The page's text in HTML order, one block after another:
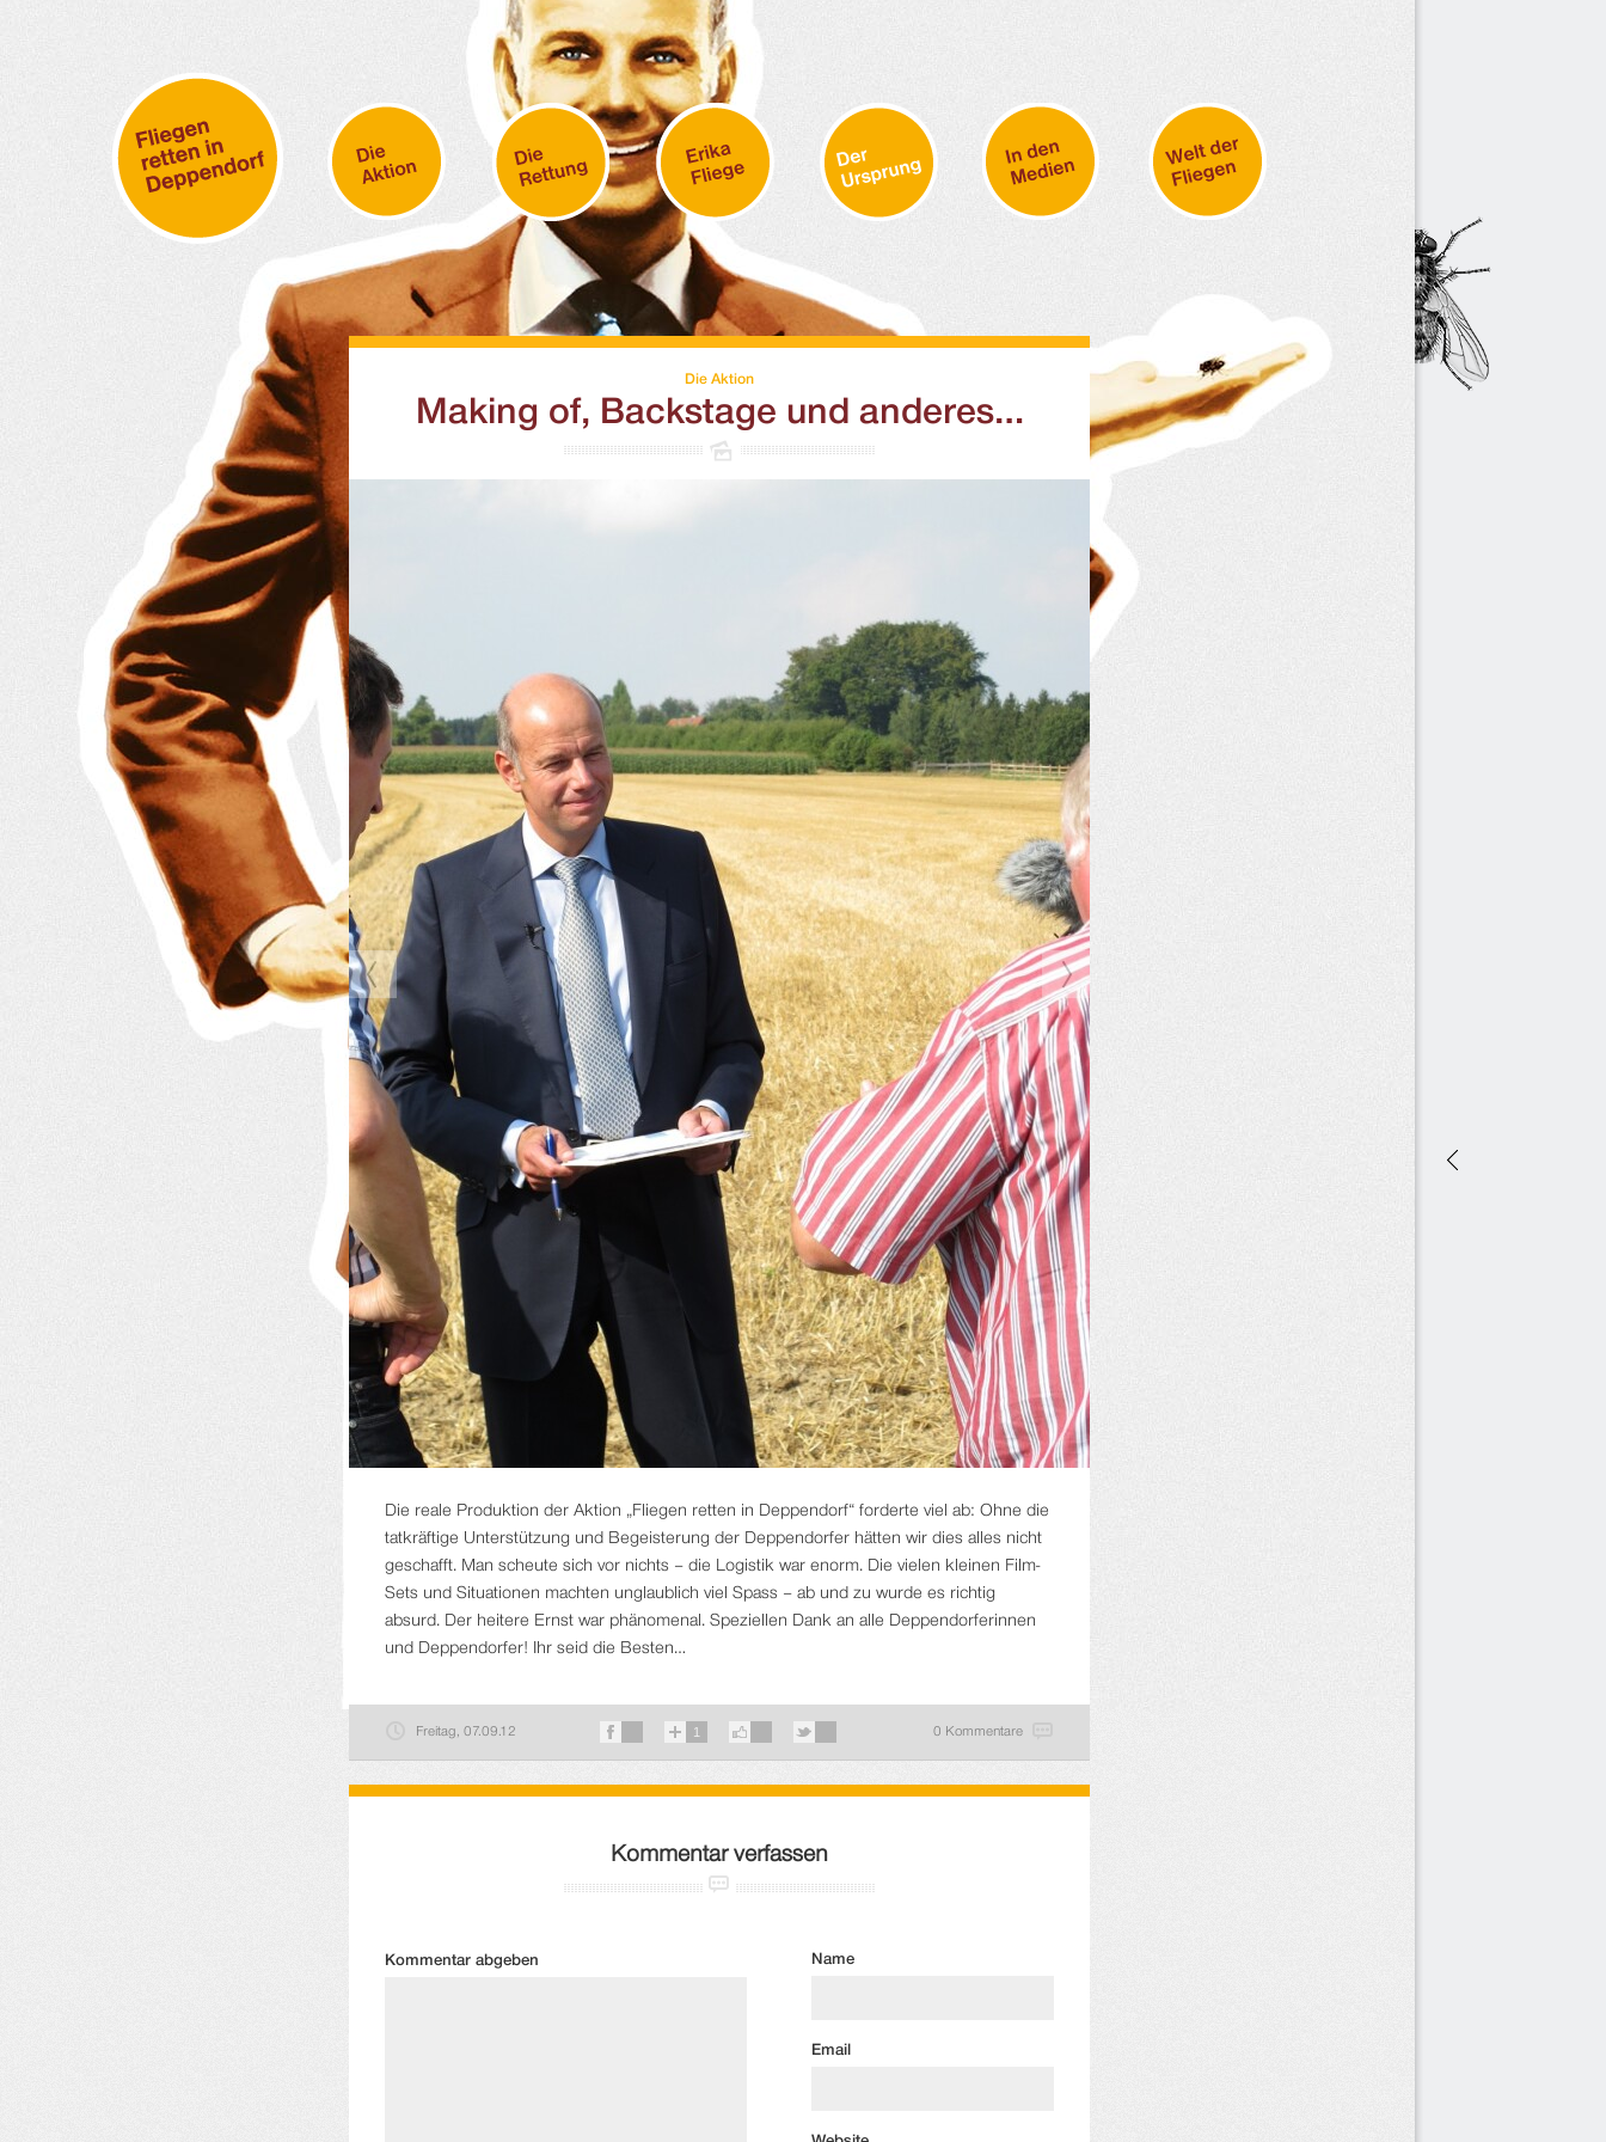
Die Aktion
Making of, Backstage und anderes…
Die reale Produktion der Aktion „Fliegen retten in Deppendorf“ forderte viel ab: Ohne die
tatkräftige Unterstützung und Begeisterung der Deppendorfer hätten wir dies alles nicht
geschafft. Man scheute sich vor nichts – die Logistik war enorm. Die vielen kleinen Film-
Sets und Situationen machten unglaublich viel Spass – ab und zu wurde es richtig
absurd. Der heitere Ernst war phänomenal. Speziellen Dank an alle Deppendorferinnen
und Deppendorfer! Ihr seid die Besten…
Freitag, 07.09.12 1 0 Kommentare
Kommentar verfassen
Name
Email
Kommentar abgeben